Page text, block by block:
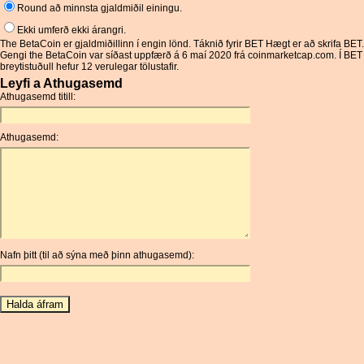
Round að minnsta gjaldmiðil einingu.
Ekki umferð ekki árangri.
The BetaCoin er gjaldmiðillinn í engin lönd. Táknið fyrir BET Hægt er að skrifa BET.
Gengi the BetaCoin var síðast uppfærð á 6 maí 2020 frá coinmarketcap.com. Í BET
breytistuðull hefur 12 verulegar tölustafir.
Leyfi a Athugasemd
Athugasemd titill:
Athugasemd:
Nafn þitt (til að sýna með þinn athugasemd):